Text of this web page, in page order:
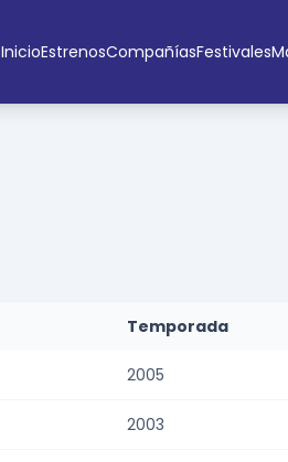
InicioEstrenosCompañíasFestivales
Temporada
2005
2003